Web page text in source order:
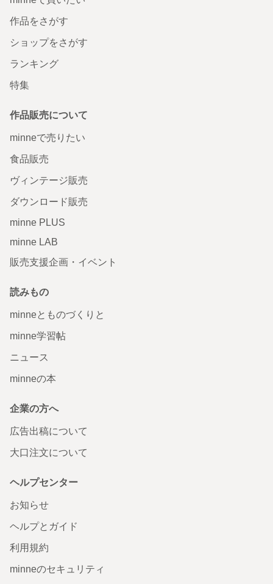
作品をさがす
ショップをさがす
ランキング
特集
作品販売について
minneで売りたい
食品販売
ヴィンテージ販売
ダウンロード販売
minne PLUS
minne LAB
販売支援企画・イベント
読みもの
minneとものづくりと
minne学習帖
ニュース
minneの本
企業の方へ
広告出稿について
大口注文について
ヘルプセンター
お知らせ
ヘルプとガイド
利用規約
minneのセキュリティ